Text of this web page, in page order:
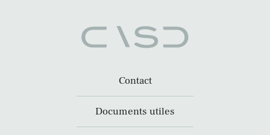
Contact
Documents utiles